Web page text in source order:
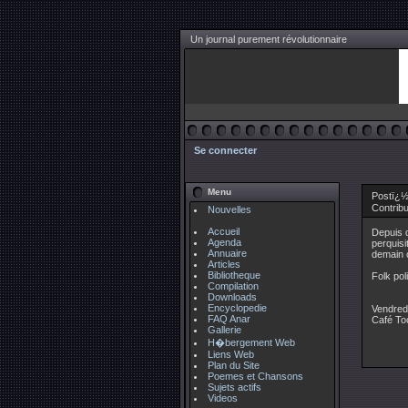
Un journal purement révolutionnaire
Se connecter
Menu
Nouvelles
Accueil
Agenda
Annuaire
Articles
Bibliotheque
Compilation
Downloads
Encyclopedie
FAQ Anar
Gallerie
H�bergement Web
Liens Web
Plan du Site
Poemes et Chansons
Sujets actifs
Videos
Depuis
demain
Folk
Café